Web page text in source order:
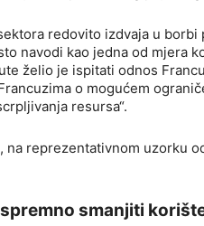
redovito izdvaja u
navodi kao jedna od mjera
želio je ispitati odnos
o mogućem
resursa“.
reprezentativnom uzorku
smanjiti